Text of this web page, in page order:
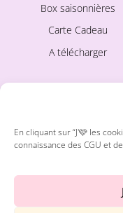
En cliquant sur “J'🩷 les
connaissance des CGU et
Box saisonnières
Carte Cadeau
A télécharger
Avis Clientes